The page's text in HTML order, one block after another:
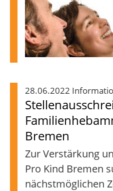
28.06.2022
Bremen
Zur Verstärkung
Pro Kind Bremen
nächstmöglichen